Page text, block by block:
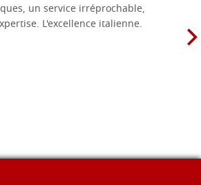
un service irréprochable,
L'excellence italienne.